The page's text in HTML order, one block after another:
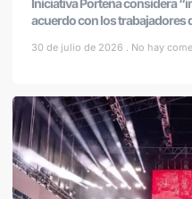
acuerdo con los trabajadores
30 de julio de 2026 No hay